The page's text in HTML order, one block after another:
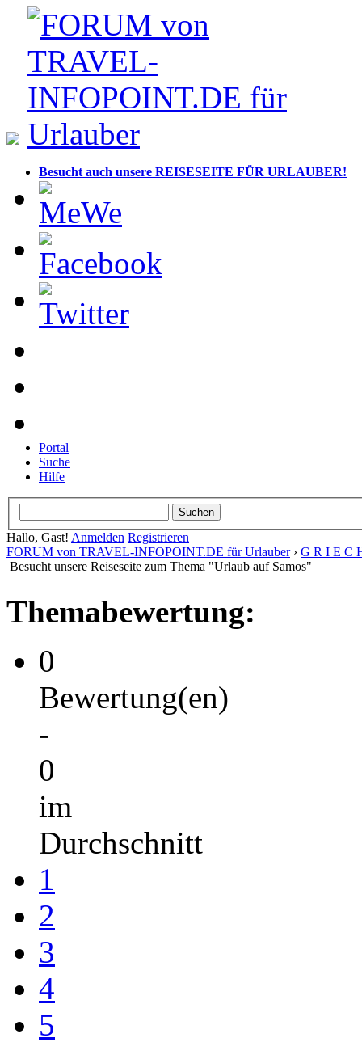
Besucht auch unsere REISESEITE FÜR URLAUBER!
Portal
Suche
Hilfe
Hallo, Gast! Anmelden Registrieren
FORUM von TRAVEL-INFOPOINT.DE für Urlauber› G R I E C
Besucht unsere Reiseseite zum Thema "Urlaub auf Samos"
Themabewertung:
0
Bewertung(en)
-
0
im
Durchschnitt
1
2
3
4
5